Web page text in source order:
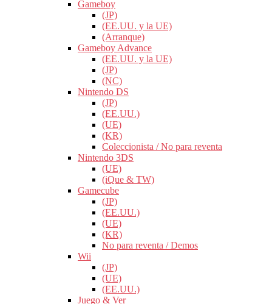
Gameboy
(JP)
(EE.UU. y la UE)
(Arranque)
Gameboy Advance
(EE.UU. y la UE)
(JP)
(NC)
Nintendo DS
(JP)
(EE.UU.)
(UE)
(KR)
Coleccionista / No para reventa
Nintendo 3DS
(UE)
(iQue & TW)
Gamecube
(JP)
(EE.UU.)
(UE)
(KR)
No para reventa / Demos
Wii
(JP)
(UE)
(EE.UU.)
Juego & Ver